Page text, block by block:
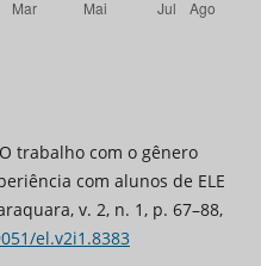
O trabalho com o gênero
com alunos de ELE
v. 2, n. 1, p. 67–88,
el.v2i1.8383